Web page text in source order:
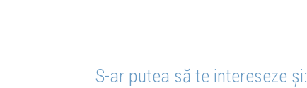
S-ar putea să te intereseze și: